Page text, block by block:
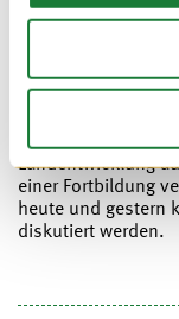
12. OKT 2020
Um die
erweitern und zu
Landentwicklung
einer Fortbildung
heute und gestern
diskutiert werden.